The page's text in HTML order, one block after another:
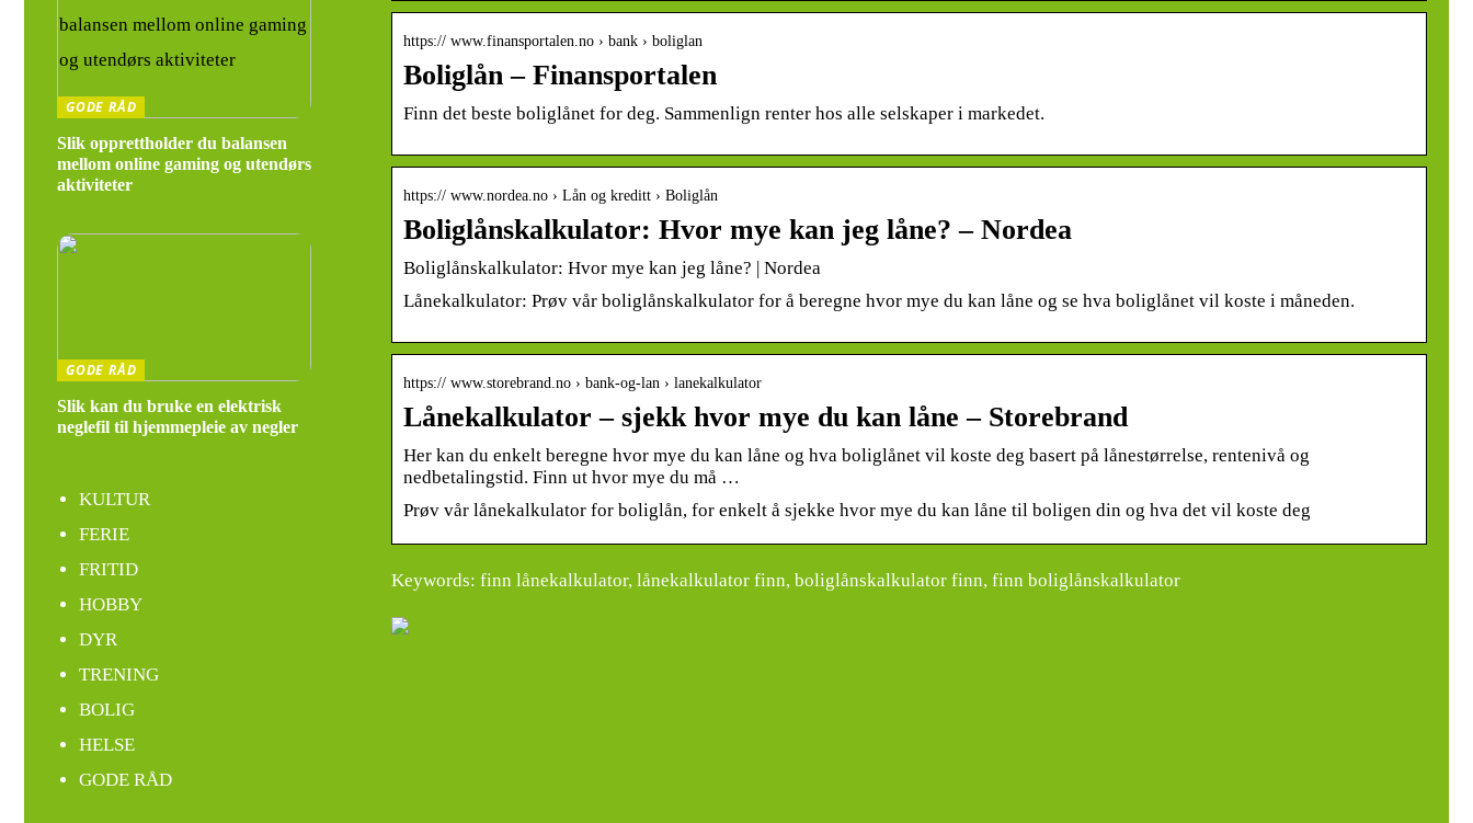
https:// www.finansportalen.no › bank › boliglan
Boliglån – Finansportalen
Finn det beste boliglånet for deg. Sammenlign renter hos alle selskaper i markedet.
https:// www.nordea.no › Lån og kreditt › Boliglån
Boliglånskalkulator: Hvor mye kan jeg låne? – Nordea
Boliglånskalkulator: Hvor mye kan jeg låne? | Nordea
Lånekalkulator: Prøv vår boliglånskalkulator for å beregne hvor mye du kan låne og se hva boliglånet vil koste i måneden.
https:// www.storebrand.no › bank-og-lan › lanekalkulator
Lånekalkulator – sjekk hvor mye du kan låne – Storebrand
Her kan du enkelt beregne hvor mye du kan låne og hva boliglånet vil koste deg basert på lånestørrelse, rentenivå og
nedbetalingstid. Finn ut hvor mye du må …
Prøv vår lånekalkulator for boliglån, for enkelt å sjekke hvor mye du kan låne til boligen din og hva det vil koste deg
Keywords: finn lånekalkulator, lånekalkulator finn, boliglånskalkulator finn, finn boliglånskalkulator
GODE RÅD
Slik opprettholder du balansen
mellom online gaming og utendørs
aktiviteter
GODE RÅD
Slik kan du bruke en elektrisk
neglefil til hjemmepleie av negler
KULTUR
FERIE
FRITID
HOBBY
DYR
TRENING
BOLIG
HELSE
GODE RÅD